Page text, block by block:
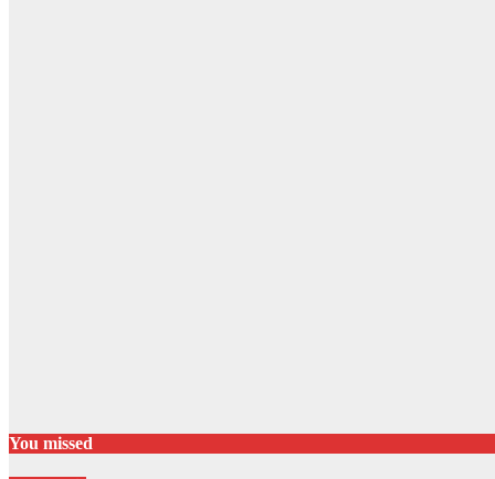
You missed